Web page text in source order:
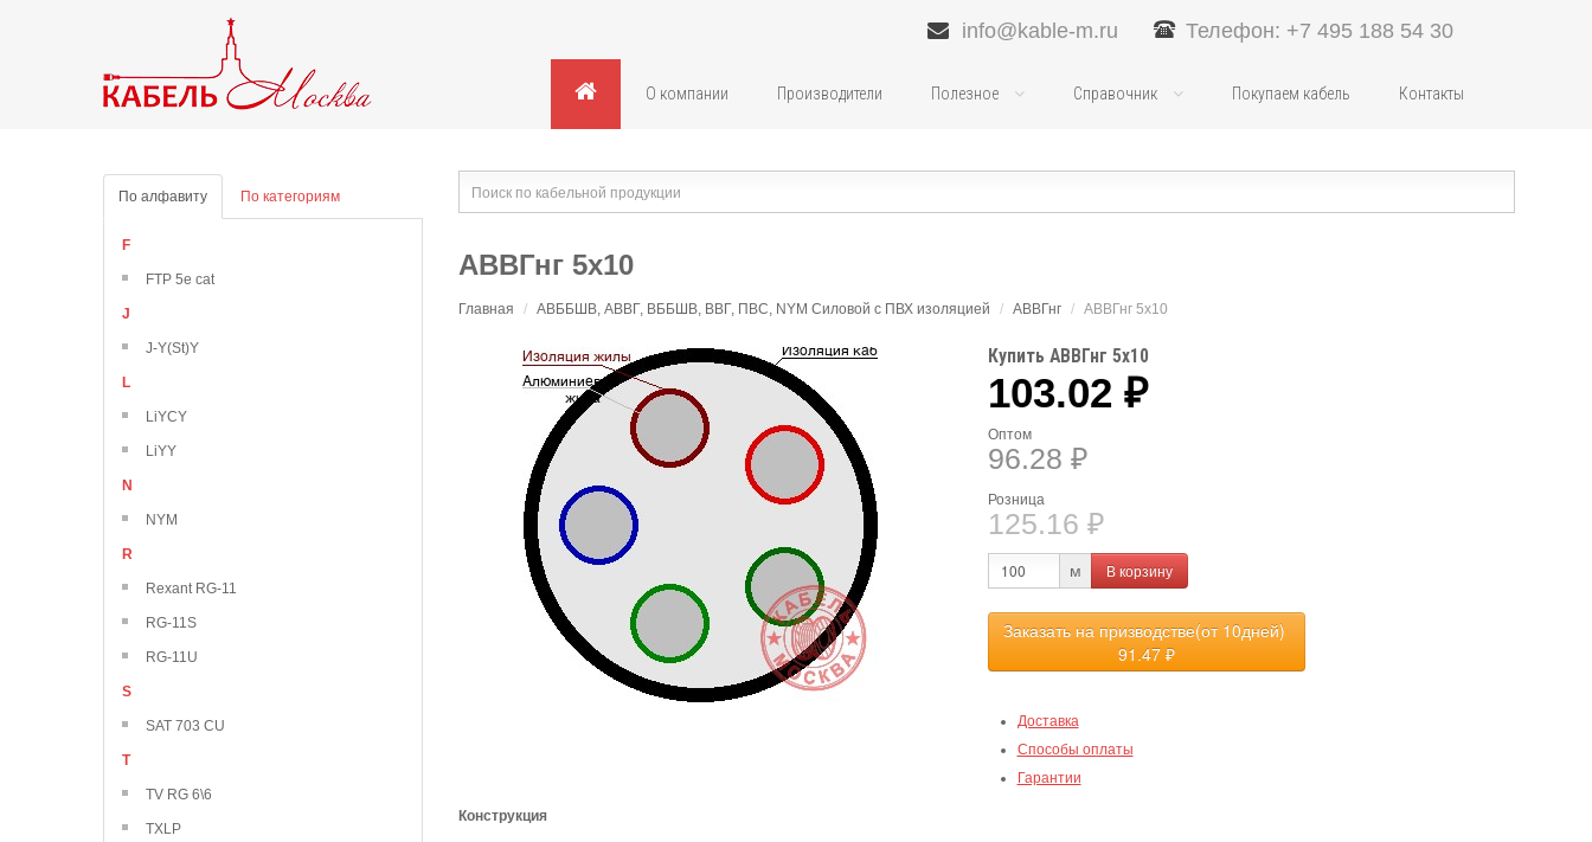
info@kable-m.ru Телефон: +7 495 188 54 30
О компании Производители Полезное Справочник Покупаем кабель Контакты
По алфавиту По категориям
F
FTP 5e cat
J
J-Y(St)Y
L
LiYCY
LiYY
N
NYM
R
Rexant RG-11
RG-11S
RG-11U
S
SAT 703 CU
T
TV RG 6\6
TXLP
АВВГнг 5х10
Главная / АВББШВ, АВВГ, ВББШВ, ВВГ, ПВС, NYM Силовой с ПВХ изоляцией / АВВГнг / АВВГнг 5х10
Купить АВВГнг 5х10
103.02 ₽
Оптом
96.28 ₽
Розница
125.16 ₽
м В корзину
Заказать на призводстве(от 10дней)
91.47 ₽
Доставка
Способы оплаты
Гарантии
Конструкция